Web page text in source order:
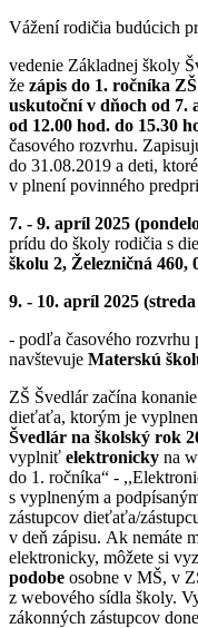
Vážení rodičia budúcich
vedenie Základnej školy
že zápis do 1. ročníka
uskutoční v dňoch od 7.
od 12.00 hod. do 15.30
časového rozvrhu.
do 31.08.2019 a deti,
v plnení povinného
7. - 9. apríl 2025
prídu do školy rodičia s
školu 2, Železničná 460,
9. - 10. apríl 2025
- podľa časového
navštevuje Materskú
ZŠ Švedlár začína
dieťaťa, ktorým je
Švedlár na školský rok
vyplniť elektronicky na
do 1. ročníka“ -
s vyplneným a
zástupcov dieťaťa/
v deň zápisu. Ak nemáte
elektronicky, môžete si
podobe osobne v MŠ, v
z webového sídla školy.
zákonných zástupcov